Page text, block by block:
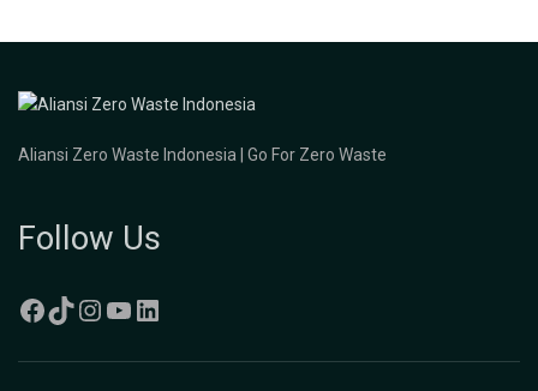
Aliansi Zero Waste Indonesia | Go For Zero Waste
Follow Us